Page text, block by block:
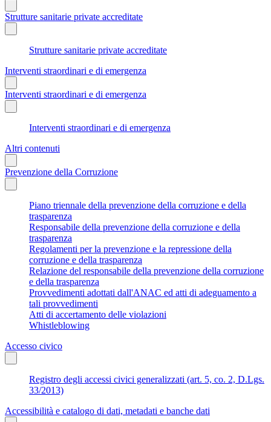
Strutture sanitarie private accreditate
Strutture sanitarie private accreditate
Interventi straordinari e di emergenza
Interventi straordinari e di emergenza
Interventi straordinari e di emergenza
Altri contenuti
Prevenzione della Corruzione
Piano triennale della prevenzione della corruzione e della
trasparenza
Responsabile della prevenzione della corruzione e della
trasparenza
Regolamenti per la prevenzione e la repressione della
corruzione e della trasparenza
Relazione del responsabile della prevenzione della corruzione
e della trasparenza
Provvedimenti adottati dall'ANAC ed atti di adeguamento a
tali provvedimenti
Atti di accertamento delle violazioni
Whistleblowing
Accesso civico
Registro degli accessi civici generalizzati (art. 5, co. 2, D.Lgs.
33/2013)
Accessibilità e catalogo di dati, metadati e banche dati